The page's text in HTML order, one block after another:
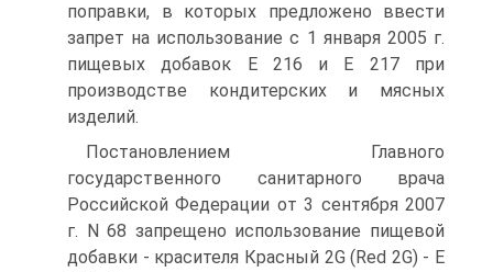
поправки, в которых предложено ввести
запрет на использование с 1 января 2005 г.
пищевых добавок E 216 и E 217 при
производстве кондитерских и мясных
изделий.
Постановлением Главного
государственного санитарного врача
Российской Федерации от 3 сентября 2007
г. N 68 запрещено использование пищевой
добавки - красителя Красный 2G (Red 2G) - E